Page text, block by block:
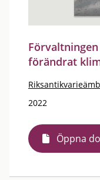
förändrat
2022
Öppna